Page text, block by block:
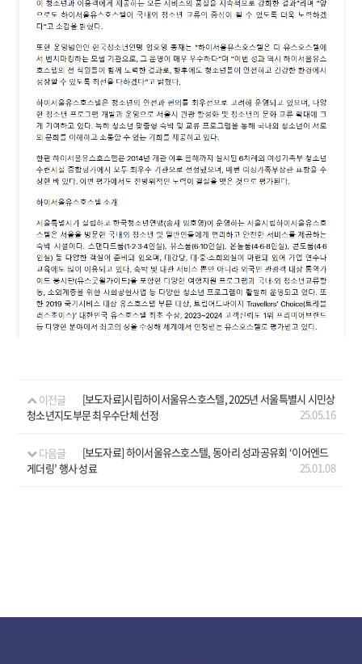
이전글
[보도자료]시립하이서울유스호스텔, 2025년 서울특별시 시민상
청소년지도부문 최우수단체 선정
25.05.16
다음글
[보도자료] 하이서울유스호스텔, 동아리 성과공유회 ‘이어엔드
게더링’ 행사 성료
25.01.08